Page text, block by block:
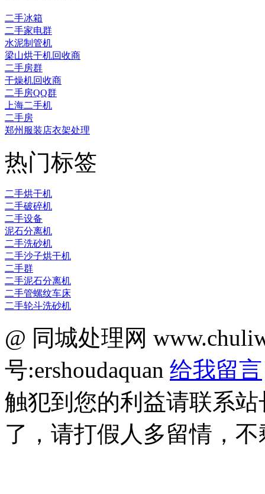
二手冰箱
二手家电群
水泥制管机
梁山烘干机回收商
二手房群
干燥机回收商
二手房QQ群
上海二手机
二手房
郑州服装店衣架处理
热门标签
二手烘干机
二手破碎机
二手设备
泥石分离机
二手洗砂机
二手沙子烘干机
二手群
二手泥石分离机
二手管螺纹车床
二手轮斗洗砂机
@ 同城处理网
号:ershoudaquan 给我留言
触犯到您的利益请联系
了，请打假人多留情，